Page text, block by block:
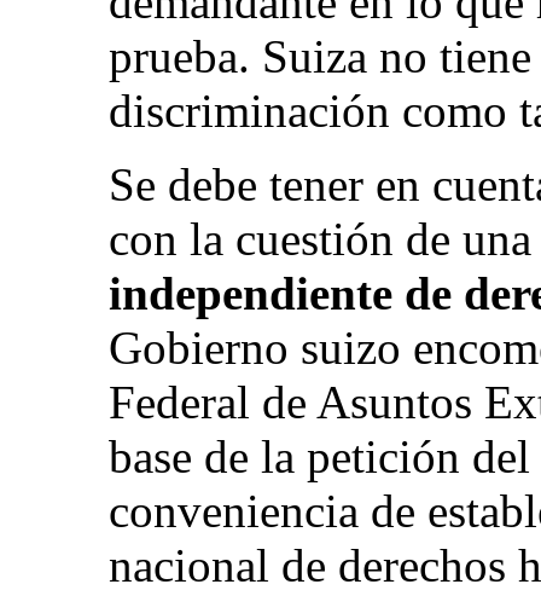
prueba. Suiza no
discriminación como
Se debe tener en
con la cuestión de
independiente de
Gobierno suizo
Federal de Asuntos
base de la petición
conveniencia de
nacional de derechos